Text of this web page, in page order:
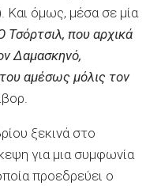
Και όμως, μέσα σε μία
Τσόρτσιλ, που αρχικά
Δαμασκηνό,
αμέσως μόλις τον
ξεκινά στο
για μια συμφωνία
προεδρεύει ο